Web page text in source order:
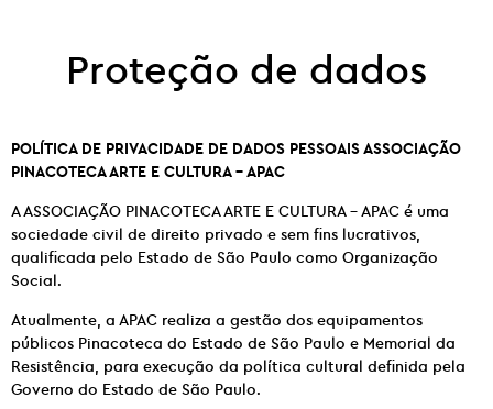
Proteção de dados
POLÍTICA DE PRIVACIDADE DE DADOS PESSOAIS ASSOCIAÇÃO
PINACOTECA ARTE E CULTURA – APAC
A ASSOCIAÇÃO PINACOTECA ARTE E CULTURA – APAC é uma
sociedade civil de direito privado e sem fins lucrativos,
qualificada pelo Estado de São Paulo como Organização
Social.
Atualmente, a APAC realiza a gestão dos equipamentos
públicos Pinacoteca do Estado de São Paulo e Memorial da
Resistência, para execução da política cultural definida pela
Governo do Estado de São Paulo.